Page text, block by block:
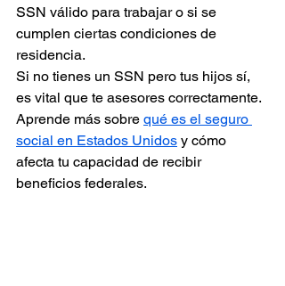
SSN válido para trabajar o si se
cumplen ciertas condiciones de
residencia.
Si no tienes un SSN pero tus hijos sí,
es vital que te asesores correctamente.
Aprende más sobre qué es el seguro
social en Estados Unidos y cómo
afecta tu capacidad de recibir
beneficios federales.